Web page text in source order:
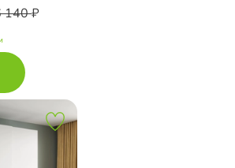
140